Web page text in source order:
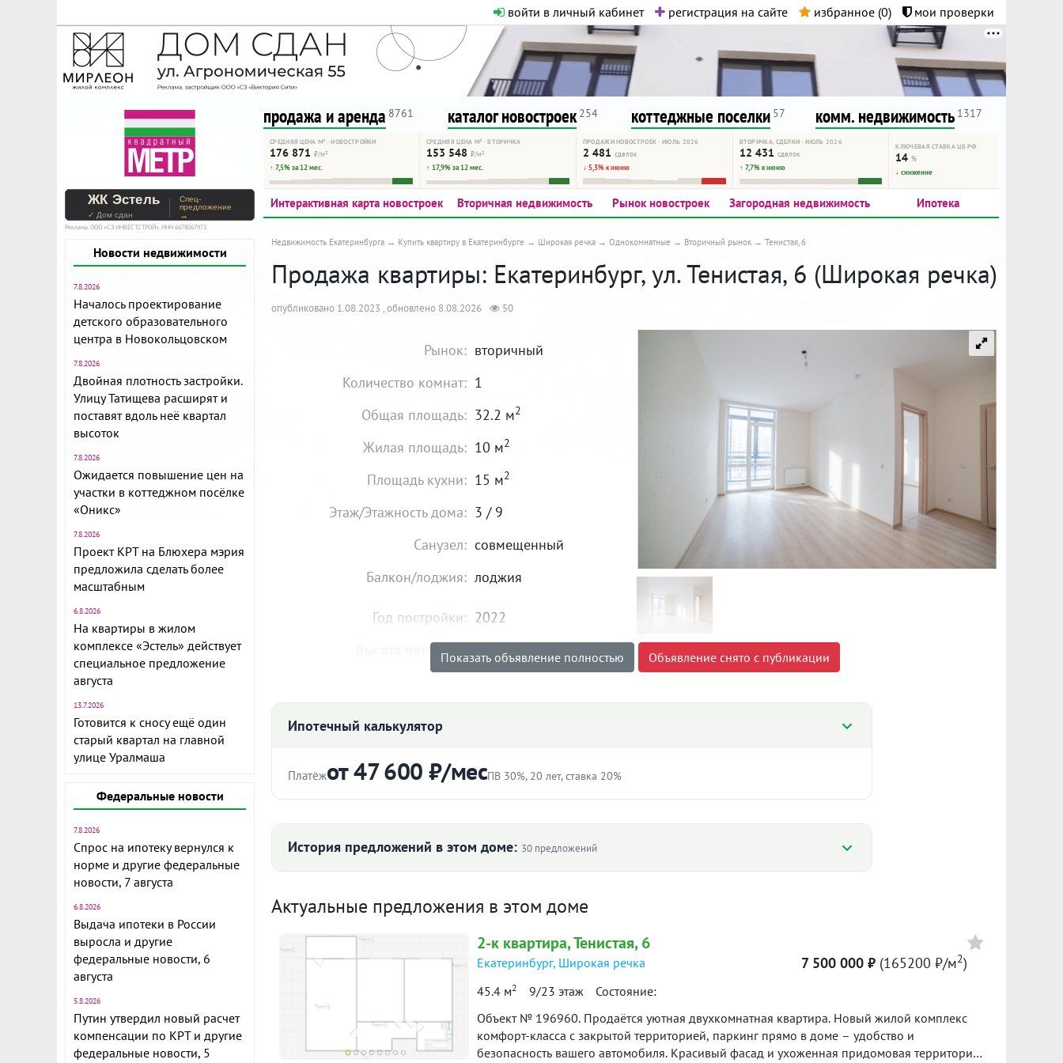
войти в личный кабинет регистрация на сайте избранное (0) мои проверки
На Метре реклама - только нормальная. Никакого шок-контента.
Помогайте независимому ресурсу, как он помогает вам. Удачи!
продажа и аренда 8761 каталог новостроек 254 коттеджные поселки 57 комм. недвижимость 1317
СРЕДНЯЯ ЦЕНА М² · НОВОСТРОЙКИ
176 871 ₽/м²
↑ 7,5% за 12 мес.
СРЕДНЯЯ ЦЕНА М² · ВТОРИЧКА
153 548 ₽/м²
↑ 17,9% за 12 мес.
ПРОДАЖИ НОВОСТРОЕК · ИЮЛЬ 2026
2 481 сделок
↓ 5,3% к июню
ВТОРИЧКА, СДЕЛКИ · ИЮЛЬ 2026
12 431 сделок
↑ 7,7% к июню
КЛЮЧЕВАЯ СТАВКА ЦБ РФ
14%
↓ снижение
ЖК Эстель
✓ Дом сдан
Спец-
предложение
→
Реклама. ООО «СЗ ИНВЕСТСТРОЙ», ИНН 6678067973
Новости недвижимости
7.8.2026
Началось проектирование
детского образовательного
центра в Новокольцовском
7.8.2026
Двойная плотность застройки.
Улицу Татищева расширят и
поставят вдоль неё квартал
высоток
7.8.2026
Ожидается повышение цен на
участки в коттеджном посёлке
«Оникс»
7.8.2026
Проект КРТ на Блюхера мэрия
предложила сделать более
масштабным
6.8.2026
На квартиры в жилом
комплексе «Эстель» действует
специальное предложение
августа
13.7.2026
Готовится к сносу ещё один
старый квартал на главной
улице Уралмаша
Федеральные новости
7.8.2026
Спрос на ипотеку вернулся к
норме и другие федеральные
новости, 7 августа
6.8.2026
Выдача ипотеки в России
выросла и другие
федеральные новости, 6
августа
5.8.2026
Путин утвердил новый расчет
компенсации по КРТ и другие
федеральные новости, 5
Интерактивная карта новостроек Вторичная недвижимость Рынок новостроек Загородная недвижимость Ипотека
Недвижимость Екатеринбурга Купить квартиру в Екатеринбурге Широкая речка Однокомнатные Вторичный рынок Тенистая, 6
Продажа квартиры: Екатеринбург, ул. Тенистая, 6 (Широкая речка)
опубликовано 1.08.2023 , обновлено 8.08.2026 50
Рынок: вторичный
Количество комнат: 1
Общая площадь: 32.2 м2
Жилая площадь: 10 м2
Площадь кухни: 15 м2
Этаж/Этажность дома: 3 / 9
Санузел: совмещенный
Балкон/лоджия: лоджия
Год постройки: 2022
Высота потолков:
от 2,7 м
Цена:
Объявление снято с публикации
Торг: Невозможен
Ипотека:
однокомнатную квартиру в ЖК "Домино" кухня-
гостиная 15кв. м.+10кв. м. спальня. Ключи получены.
Квартира продается с ремонтом от застройщика.
Комфортный СРЕДНИЙ 3 этаж в 9 ти этажной секции.
Окна во двор (юго-восточная сторона) Лоджия
остеклена 5кв. м, организовано место для
кондиционера.
Показать объявление полностью Объявление снято с публикации
Ипотечный калькулятор
Платёжот 47 600 ₽/месПВ 30%, 20 лет, ставка 20%
%
лет
47 600 ₽
Расчёт по аннуитетной формуле и является ориентировочным. Точную ставку и условия уточняйте в банке.
История предложений в этом доме: 30 предложений
I пол. 2023 II пол. 2023
128 578
I пол. 2025 II пол. 2025 I пол. 2026
Актуальные предложения в этом доме
2-к квартира, Тенистая, 6
Екатеринбург, Широкая речка
45.4 м2 9/23 этаж Состояние:
7 500 000 ₽ (165200 ₽/м2)
Объект № 196960. Продаётся уютная двухкомнатная квартира. Новый жилой комплекс
комфорт-класса с закрытой территорией, паркинг прямо в доме – удобство и
безопасность вашего автомобиля. Красивый фасад и ухоженная придомовая территория.